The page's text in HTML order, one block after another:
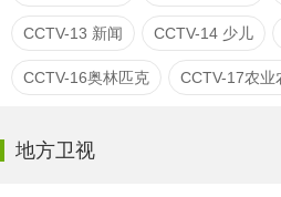
CCTV-13 新闻 CCTV-14 少儿
CCTV-16奥林匹克 CCTV-17农业
地方卫视